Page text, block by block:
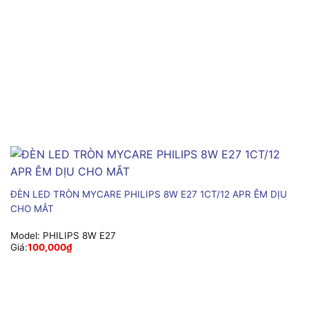
ĐÈN LED TRÒN MYCARE PHILIPS 8W E27 1CT/12 APR ÊM DỊU
CHO MẮT
Model: PHILIPS 8W E27
Giá:100,000₫